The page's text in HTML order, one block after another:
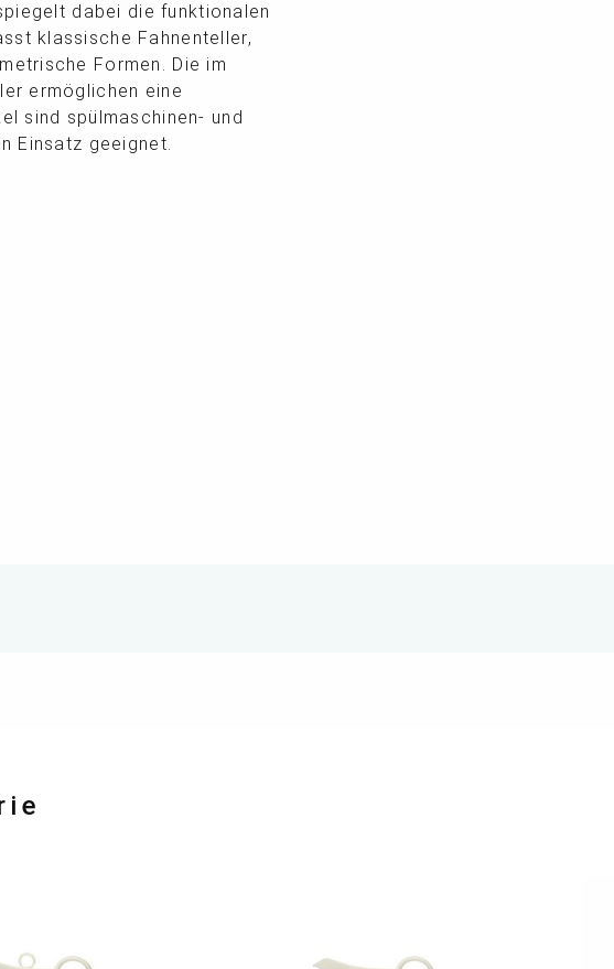
dabei die funktionalen
klassische Fahnenteller,
Formen. Die im
ermöglichen eine
sind spülmaschinen- und
Einsatz geeignet.